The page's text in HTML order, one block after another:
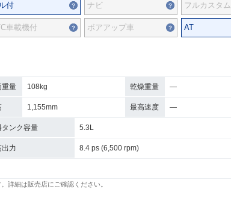
付 ナビ フルカスタム
車載機付 ボアアップ車 AT
重量 108kg 乾燥重量 ―
1,155mm 最高速度 ―
タンク容量 5.3L
出力 8.4 ps (6,500 rpm)
詳細は販売店にご確認ください。